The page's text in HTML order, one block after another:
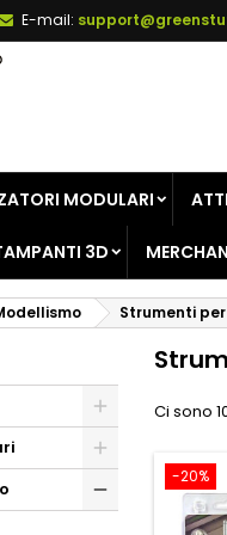
E-mail:
MODULARI
3D
Strumenti
Ci sono
-20%